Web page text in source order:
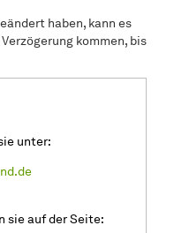
haben, kann es
kommen, bis
unter:
sie auf der Seite: